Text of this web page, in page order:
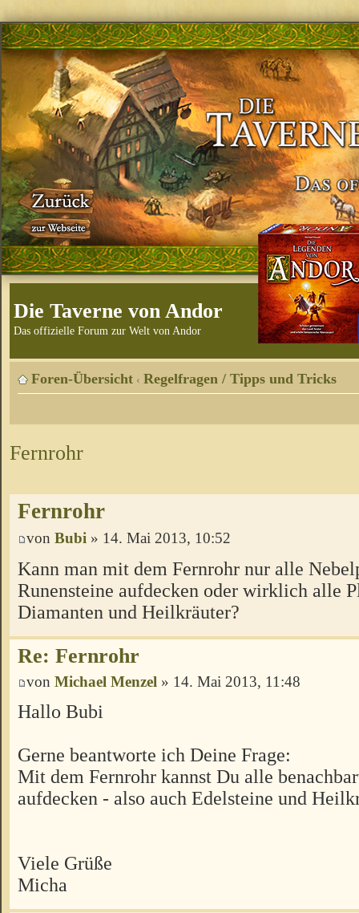
Die Taverne von Andor
Das offizielle Forum zur Welt von Andor
Foren-Übersicht ‹ Regelfragen / Tipps und Tricks
Fernrohr
Fernrohr
von Bubi » 14. Mai 2013, 10:52
Kann man mit dem Fernrohr nur alle
Runensteine aufdecken oder wirklich alle
Diamanten und Heilkräuter?
Re: Fernrohr
von Michael Menzel » 14. Mai 2013, 11:48
Hallo Bubi
Gerne beantworte ich Deine Frage:
Mit dem Fernrohr kannst Du alle
aufdecken - also auch Edelsteine und
Viele Grüße
Micha